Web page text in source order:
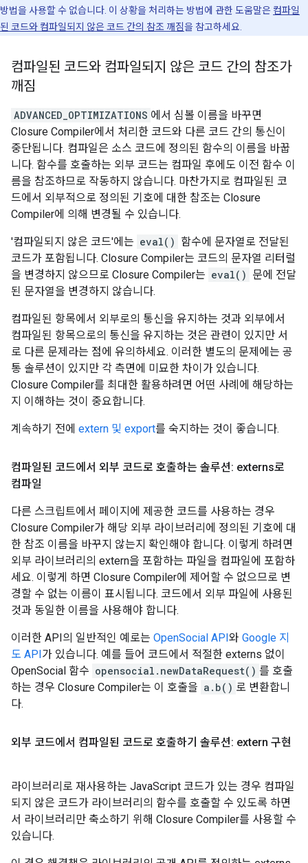
방법을 사용할 수 없습니다. 이 상황을 처리하는 방법에 관한 도움말은 컴파일
된 코드와 컴파일되지 않은 코드 간의 참조 깨짐을 참고하세요.
컴파일된 코드와 컴파일되지 않은 코드 간의 참조가
깨짐
ADVANCED_OPTIMIZATIONS 에서 심볼 이름을 바꾸면
Closure Compiler에서 처리한 코드와 다른 코드 간의 통신이
중단됩니다. 컴파일은 소스 코드에 정의된 함수의 이름을 바꿉
니다. 함수를 호출하는 외부 코드는 컴파일 후에도 이전 함수 이
름을 참조하므로 작동하지 않습니다. 마찬가지로 컴파일된 코
드에서 외부적으로 정의된 기호에 대한 참조는 Closure
Compiler에 의해 변경될 수 있습니다.
'컴파일되지 않은 코드'에는 eval() 함수에 문자열로 전달된
코드가 포함됩니다. Closure Compiler는 코드의 문자열 리터럴
을 변경하지 않으므로 Closure Compiler는 eval() 문에 전달
된 문자열을 변경하지 않습니다.
컴파일된 항목에서 외부로의 통신을 유지하는 것과 외부에서
컴파일된 항목으로의 통신을 유지하는 것은 관련이 있지만 서
로 다른 문제라는 점에 유의하세요. 이러한 별도의 문제에는 공
통 솔루션이 있지만 각 측면에 미묘한 차이가 있습니다.
Closure Compiler를 최대한 활용하려면 어떤 사례에 해당하는
지 이해하는 것이 중요합니다.
계속하기 전에 extern 및 export를 숙지하는 것이 좋습니다.
컴파일된 코드에서 외부 코드로 호출하는 솔루션: externs로
컴파일
다른 스크립트에서 페이지에 제공한 코드를 사용하는 경우
Closure Compiler가 해당 외부 라이브러리에 정의된 기호에 대
한 참조 이름을 바꾸지 않는지 확인해야 합니다. 이렇게 하려면
외부 라이브러리의 extern을 포함하는 파일을 컴파일에 포함하
세요. 이렇게 하면 Closure Compiler에 제어할 수 없으므로 변
경할 수 없는 이름이 표시됩니다. 코드에서 외부 파일에 사용된
것과 동일한 이름을 사용해야 합니다.
이러한 API의 일반적인 예로는 OpenSocial API와 Google 지
도 API가 있습니다. 예를 들어 코드에서 적절한 externs 없이
OpenSocial 함수 opensocial.newDataRequest() 를 호출
하는 경우 Closure Compiler는 이 호출을 a.b() 로 변환합니
다.
외부 코드에서 컴파일된 코드로 호출하기 솔루션: extern 구현
라이브러리로 재사용하는 JavaScript 코드가 있는 경우 컴파일
되지 않은 코드가 라이브러리의 함수를 호출할 수 있도록 하면
서 라이브러리만 축소하기 위해 Closure Compiler를 사용할 수
있습니다.